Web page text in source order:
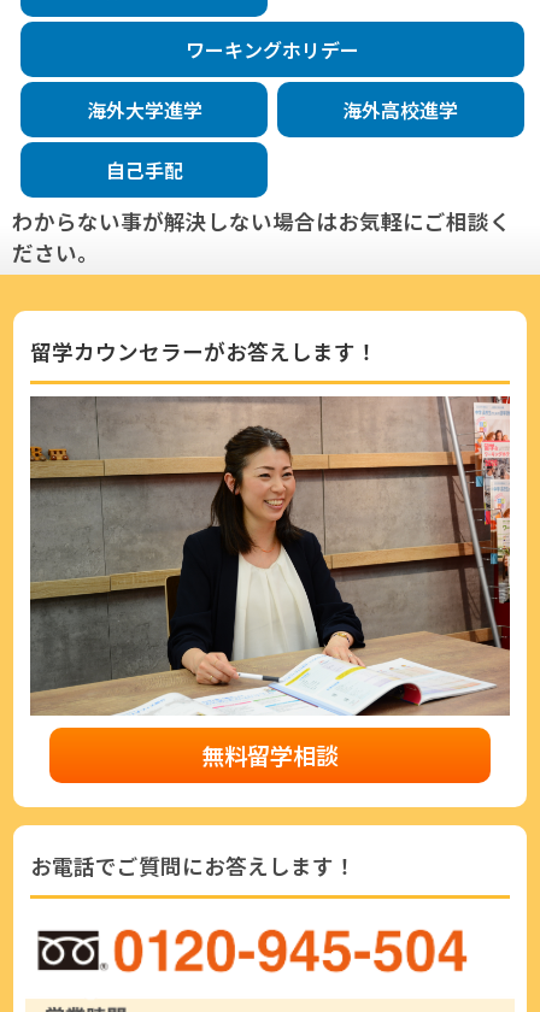
ワーキングホリデー
海外大学進学 海外高校進学
自己手配
わからない事が解決しない場合はお気軽にご相談く
ださい。
留学カウンセラーがお答えします！
無料留学相談
お電話でご質問にお答えします！